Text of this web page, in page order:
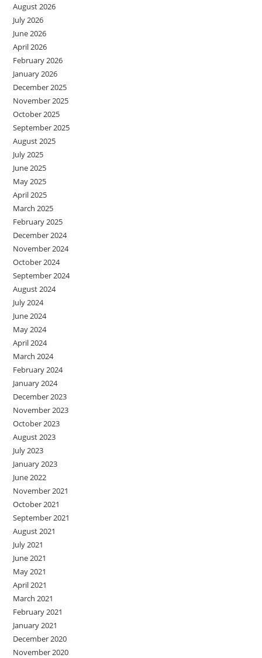
August 2026
July 2026
June 2026
April 2026
February 2026
January 2026
December 2025
November 2025
October 2025
September 2025
August 2025
July 2025
June 2025
May 2025
April 2025
March 2025
February 2025
December 2024
November 2024
October 2024
September 2024
August 2024
July 2024
June 2024
May 2024
April 2024
March 2024
February 2024
January 2024
December 2023
November 2023
October 2023
August 2023
July 2023
January 2023
June 2022
November 2021
October 2021
September 2021
August 2021
July 2021
June 2021
May 2021
April 2021
March 2021
February 2021
January 2021
December 2020
November 2020